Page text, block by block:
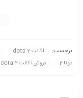
برچسب: اکانت dota 2
دوتا 2
فروش اکانت dota 2